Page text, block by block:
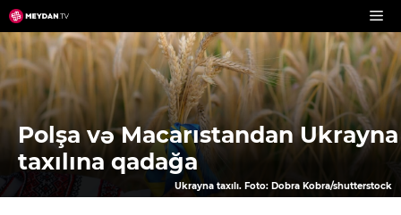
Skip
to
content
Polşa və Macarıstandan Ukrayna
taxılına qadağa
Ukrayna taxılı. Foto: Dobra Kobra/shutterstock